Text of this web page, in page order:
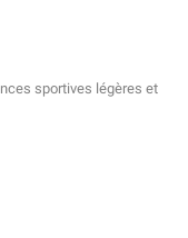
sportives légères et